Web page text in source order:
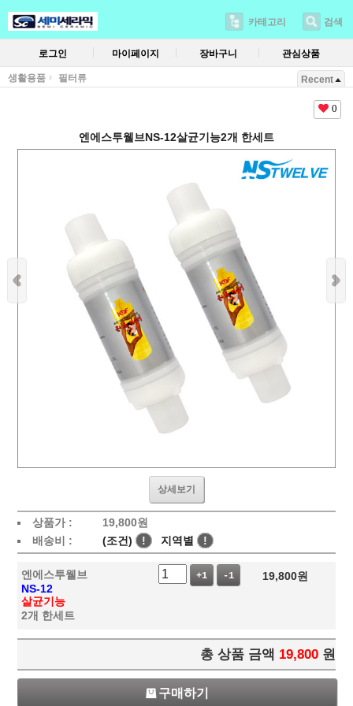
카테고리 검색
로그인 마이페이지 장바구니 관심상품
생활용품 필터류 Recent
0
엔에스투웰브NS-12살균기능2개 한세트
상세보기
상품가 : 19,800원
배송비 :
(조건) ! 지역별 !
엔에스투웰브
NS-12
살균기능
2개 한세트
+1 -1 19,800원
총 상품 금액 19,800 원
구매하기